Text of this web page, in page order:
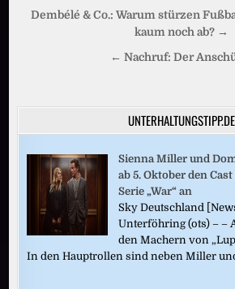
Beitragsnavigation
Dembélé & Co.: Warum stürzen
kaum noch ab? →
← Nachruf: Der
UNTERHALTUNGSTIPP.DE
Sienna Miller und
ab 5. Oktober den
Serie „War“ an
Sky Deutschland
Unterföhring (ots) – –
den Machern von
In den Hauptrollen sind neben Miller